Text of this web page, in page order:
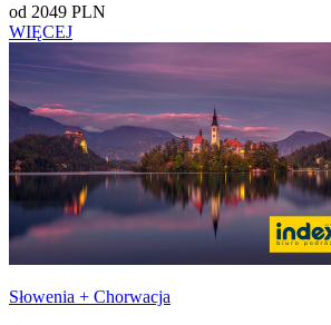
od 2049 PLN
WIĘCEJ
Słowenia + Chorwacja